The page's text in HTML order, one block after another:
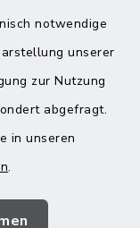
notwendige
unserer
zur Nutzung
abgefragt.
in unseren
.